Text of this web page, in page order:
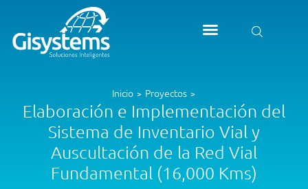
Inicio > Proyectos >
Elaboración e Implementación del
Sistema de Inventario Vial y
Auscultación de la Red Vial
Fundamental (16,000 Kms)